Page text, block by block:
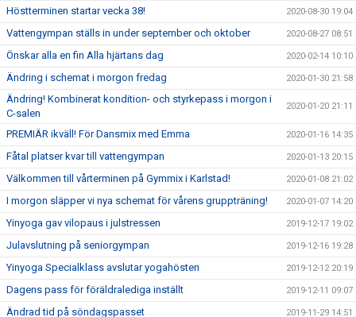
Höstterminen startar vecka 38! 2020-08-30 19:04
Vattengympan ställs in under september och oktober 2020-08-27 08:51
Önskar alla en fin Alla hjärtans dag 2020-02-14 10:10
Ändring i schemat i morgon fredag 2020-01-30 21:58
Ändring! Kombinerat kondition- och styrkepass i morgon i
C-salen
2020-01-20 21:11
PREMIÄR ikväll! För Dansmix med Emma 2020-01-16 14:35
Fåtal platser kvar till vattengympan 2020-01-13 20:15
Välkommen till vårterminen på Gymmix i Karlstad! 2020-01-08 21:02
I morgon släpper vi nya schemat för vårens gruppträning! 2020-01-07 14:20
Yinyoga gav vilopaus i julstressen 2019-12-17 19:02
Julavslutning på seniorgympan 2019-12-16 19:28
Yinyoga Specialklass avslutar yogahösten 2019-12-12 20:19
Dagens pass för föräldralediga inställt 2019-12-11 09:07
Ändrad tid på söndagspasset 2019-11-29 14:51